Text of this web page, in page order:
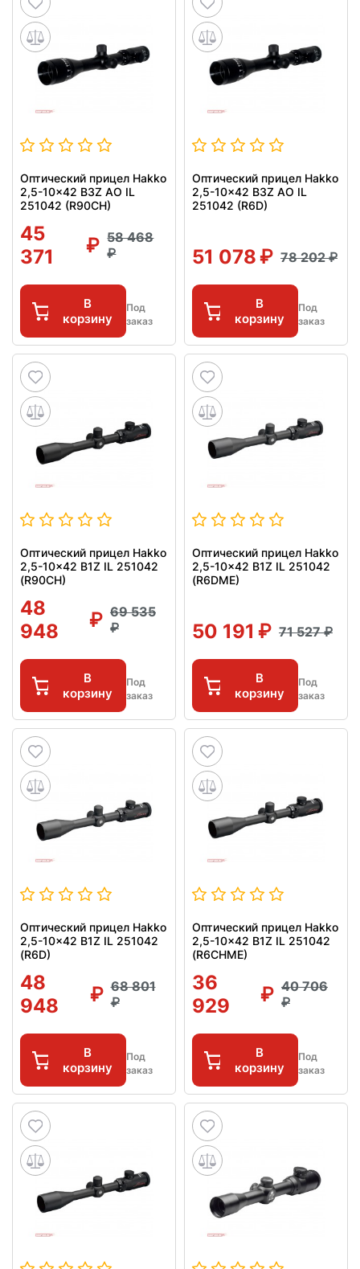
Оптический прицел Hakko
2,5-10x42 B3Z AO IL
251042 (R90CH)
45
371
58 468
В
корзину
Под
заказ
Оптический прицел Hakko
2,5-10x42 B3Z AO IL
251042 (R6D)
51 078 78 202
В
корзину
Под
заказ
Оптический прицел Hakko
2,5-10x42 B1Z IL 251042
(R90CH)
48
948
69 535
В
корзину
Под
заказ
Оптический прицел Hakko
2,5-10x42 B1Z IL 251042
(R6DME)
50 191 71 527
В
корзину
Под
заказ
Оптический прицел Hakko
2,5-10x42 B1Z IL 251042
(R6D)
48
948
68 801
В
корзину
Под
заказ
Оптический прицел Hakko
2,5-10x42 B1Z IL 251042
(R6CHME)
36
929
40 706
В
корзину
Под
заказ